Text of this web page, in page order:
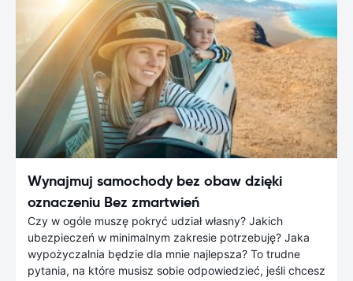
Wynajmuj samochody bez obaw dzięki
oznaczeniu Bez zmartwień
Czy w ogóle muszę pokryć udział własny? Jakich
ubezpieczeń w minimalnym zakresie potrzebuję? Jaka
wypożyczalnia będzie dla mnie najlepsza? To trudne
pytania, na które musisz sobie odpowiedzieć, jeśli chcesz